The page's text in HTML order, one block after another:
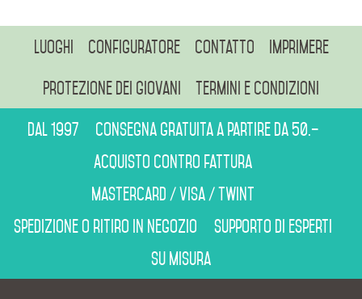
Luoghi Configuratore Contatto Imprimere
Protezione dei giovani Termini e condizioni
Dal 1997
Consegna gratuita a partire da 50.–
Acquisto contro fattura
Mastercard / Visa / Twint
Spedizione o ritiro in negozio
Supporto di esperti
Su misura